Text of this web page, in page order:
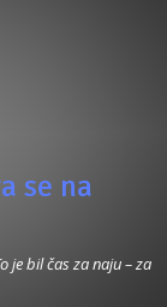
se na
je bil čas za naju – za